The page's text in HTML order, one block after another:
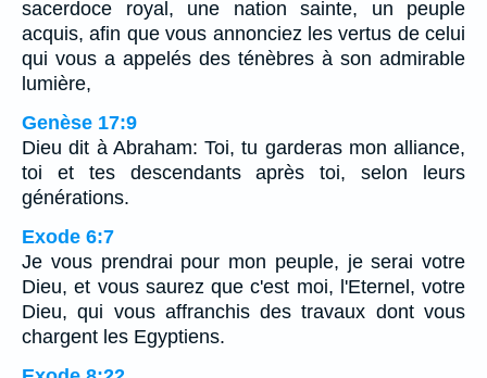
sacerdoce royal, une nation sainte, un peuple
acquis, afin que vous annonciez les vertus de celui
qui vous a appelés des ténèbres à son admirable
lumière,
Genèse 17:9
Dieu dit à Abraham: Toi, tu garderas mon alliance,
toi et tes descendants après toi, selon leurs
générations.
Exode 6:7
Je vous prendrai pour mon peuple, je serai votre
Dieu, et vous saurez que c'est moi, l'Eternel, votre
Dieu, qui vous affranchis des travaux dont vous
chargent les Egyptiens.